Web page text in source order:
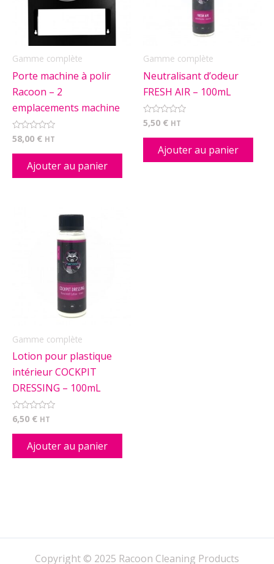
Gamme complète
Porte machine à polir
Racoon – 2
emplacements machine
Note
0
sur
58,00 € HT
Ajouter au panier
Gamme complète
Neutralisant d’odeur
FRESH AIR – 100mL
Note
0
sur
5,50 € HT
Ajouter au panier
Gamme complète
Lotion pour plastique
intérieur COCKPIT
DRESSING – 100mL
Note
sur
6,50 € HT
Ajouter au panier
Copyright © 2025 Racoon Cleaning Products